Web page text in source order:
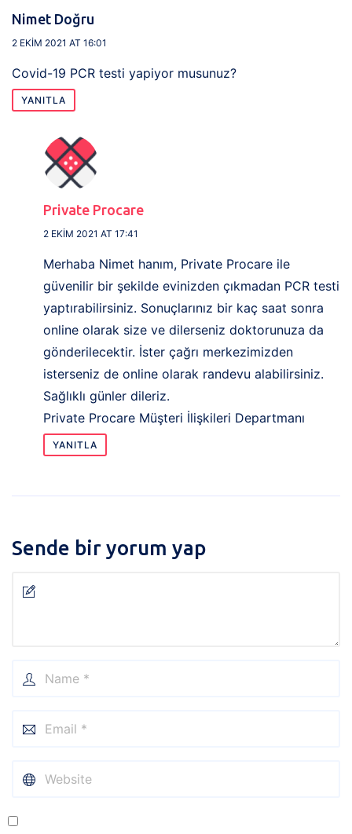
Nimet Doğru
2 EKIM 2021 AT 16:01
Covid-19 PCR testi yapiyor musunuz?
YANITLA
Private Procare
2 EKIM 2021 AT 17:41
Merhaba Nimet hanım, Private Procare ile
güvenilir bir şekilde evinizden çıkmadan PCR testi
yaptırabilirsiniz. Sonuçlarınız bir kaç saat sonra
online olarak size ve dilerseniz doktorunuza da
gönderilecektir. İster çağrı merkezimizden
isterseniz de online olarak randevu alabilirsiniz.
Sağlıklı günler dileriz.
Private Procare Müşteri İlişkileri Departmanı
YANITLA
Sende bir yorum yap